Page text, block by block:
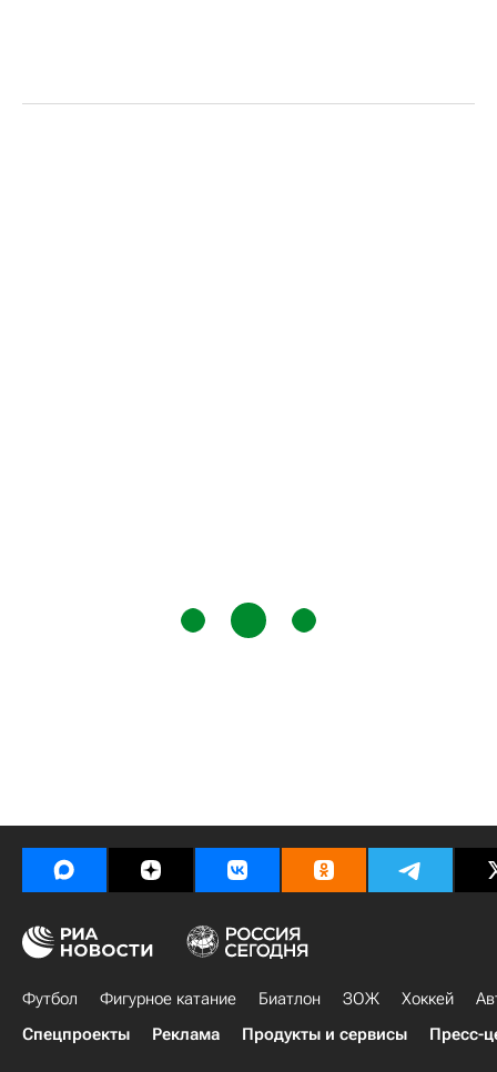
Футбол Фигурное катание Биатлон ЗОЖ Хоккей
Спецпроекты
Реклама Продукты и сервисы Пресс-